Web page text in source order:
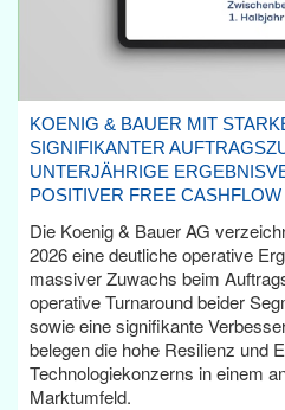
KOENIG & BAUER MIT
SIGNIFIKANTER
UNTERJÄHRIGE
POSITIVER FREE CASHFLOW
Die Koenig & Bauer AG
2026 eine deutliche operative
massiver Zuwachs beim
operative Turnaround beider
sowie eine signifikante
belegen die hohe Resilienz und
Technologiekonzerns in einem
Marktumfeld.